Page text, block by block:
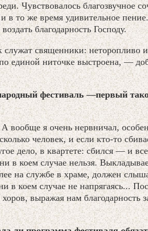
Чувствовалось благозвучное
то же время удивительное
благодарность Господу.
священники: неторопливо
по единой ниточке выстроена, —
фестиваль —первый
вообще я очень нервничал,
человек, и если кто-то
дело, в квартете: сбился — и
в коем случае нельзя.
на службе в храме, должен
в коем случае не напрягаясь...
выражая нам благодарность